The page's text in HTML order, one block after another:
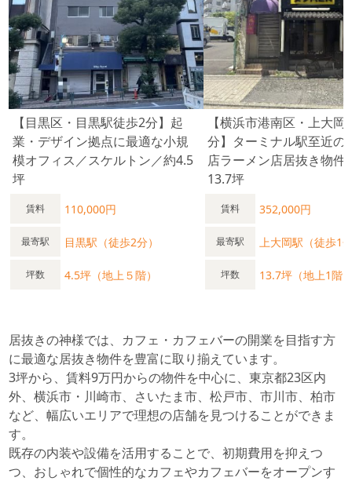
【目黒区・目黒駅徒歩2分】起
業・デザイン拠点に最適な小規
模オフィス／スケルトン／約4.5
坪
賃料 110,000円
最寄駅 目黒駅（徒歩2分）
坪数 4.5坪（地上５階）
【横浜市港南区・上大岡
分】ターミナル駅至近の
店ラーメン店居抜き物件
13.7坪
賃料 352,000円
最寄駅 上大岡駅（徒歩1
坪数 13.7坪（地上1階
居抜きの神様では、カフェ・カフェバーの開業を目指す方
に最適な居抜き物件を豊富に取り揃えています。
3坪から、賃料9万円からの物件を中心に、東京都23区内
外、横浜市・川崎市、さいたま市、松戸市、市川市、柏市
など、幅広いエリアで理想の店舗を見つけることができま
す。
既存の内装や設備を活用することで、初期費用を抑えつ
つ、おしゃれで個性的なカフェやカフェバーをオープンす